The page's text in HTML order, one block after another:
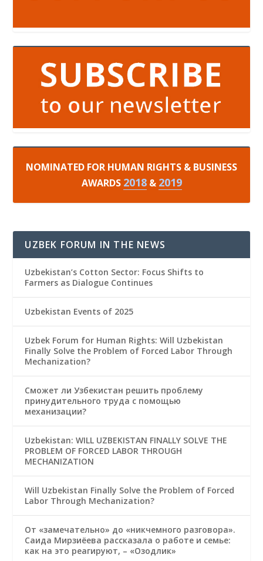
NOMINATED FOR HUMAN RIGHTS & BUSINESS
AWARDS 2018& 2019
UZBEK FORUM IN THE NEWS
Uzbekistan’s Cotton Sector: Focus Shifts to
Farmers as Dialogue Continues
Uzbekistan Events of 2025
Uzbek Forum for Human Rights: Will Uzbekistan
Finally Solve the Problem of Forced Labor Through
Mechanization?
Сможет ли Узбекистан решить проблему
принудительного труда с помощью
механизации?
Uzbekistan: WILL UZBEKISTAN FINALLY SOLVE THE
PROBLEM OF FORCED LABOR THROUGH
MECHANIZATION
Will Uzbekistan Finally Solve the Problem of Forced
Labor Through Mechanization?
От «замечательно» до «никчемного разговора».
Саида Мирзиёева рассказала о работе и семье:
как на это реагируют, – «Озодлик»